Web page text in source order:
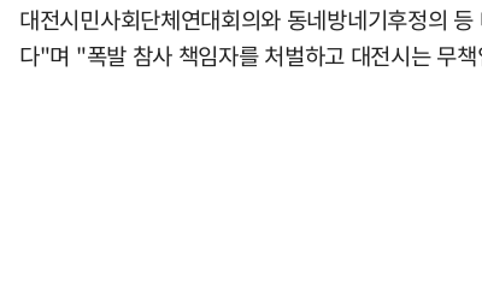
대전시민사회단체연대회의와 동네방네기후정의
다"며 "폭발 참사 책임자를 처벌하고 대전시는 무